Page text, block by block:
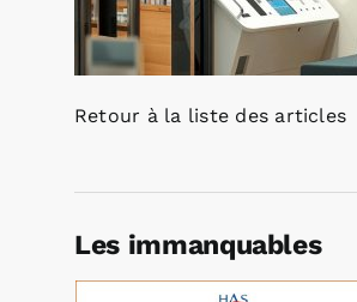
Retour à la liste des articles
Les immanquables